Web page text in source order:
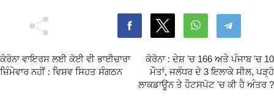
ਕੋਰੋਨਾ ਵਾਇਰਸ ਲਈ ਕੋਈ ਵੀ ਭਾਈਚਾਰਾ
ਜ਼ਿੰਮੇਵਾਰ ਨਹੀਂ : ਵਿਸ਼ਵ ਸਿਹਤ ਸੰਗਠਨ
ਕੋਰੋਨਾ : ਦੇਸ਼ 'ਚ 166 ਅਤੇ ਪੰਜਾਬ 'ਚ 10
ਮੌਤਾਂ, ਜਲੰਧਰ ਦੇ 3 ਇਲਾਕੇ ਸੀਲ, ਪੜ੍ਹੋ
ਲਾਕਡਾਊਨ ਤੇ ਹੌਟਸਪੋਟ 'ਚ ਕੀ ਹੈ ਅੰਤਰ ?